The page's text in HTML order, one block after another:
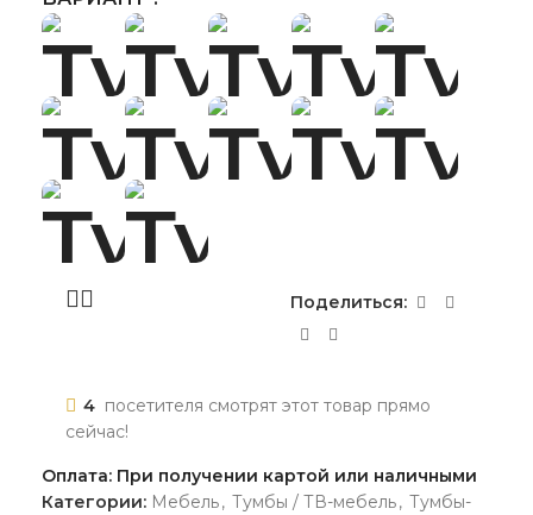
Поделиться:
4 посетителя смотрят этот товар прямо
сейчас!
Оплата: При получении картой или наличными
Категории: Мебель, Тумбы / ТВ-мебель, Тумбы-